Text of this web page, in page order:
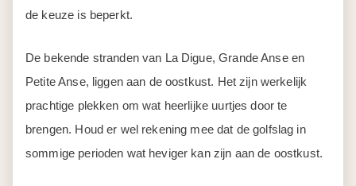
de keuze is beperkt.
De bekende stranden van La Digue, Grande Anse en
Petite Anse, liggen aan de oostkust. Het zijn werkelijk
prachtige plekken om wat heerlijke uurtjes door te
brengen. Houd er wel rekening mee dat de golfslag in
sommige perioden wat heviger kan zijn aan de oostkust.